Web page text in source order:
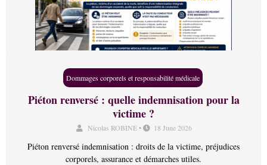
Dommages corporels et responsabilité médicale
Piéton renversé : quelle indemnisation pour la
victime ?
Nicolas ROBINE• 18 June 2026
Piéton renversé indemnisation : droits de la victime, préjudices
corporels, assurance et démarches utiles.